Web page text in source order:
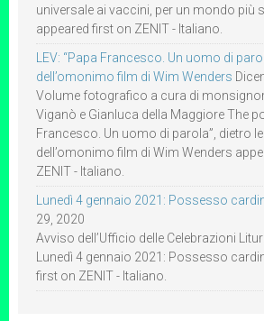
universale ai vaccini, per un mondo più
appeared first on ZENIT - Italiano.
LEV: “Papa Francesco. Un uomo di
dell’omonimo film di Wim Wenders
Volume fotografico a cura di
Viganò e Gianluca della Maggiore The
Francesco. Un uomo di parola”, dietro
dell’omonimo film di Wim Wenders
ZENIT - Italiano.
Lunedì 4 gennaio 2021: Possesso
29, 2020
Avviso dell’Ufficio delle Celebrazioni
Lunedì 4 gennaio 2021: Possesso
first on ZENIT - Italiano.